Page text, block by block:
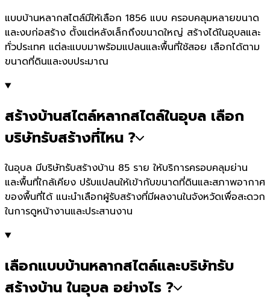
แบบบ้านหลากสไตล์มีให้เลือก 1856 แบบ ครอบคลุมหลายขนาด
และงบก่อสร้าง ตั้งแต่หลังเล็กถึงขนาดใหญ่ สร้างได้ในอุบลและ
ทั่วประเทศ แต่ละแบบมาพร้อมแปลนและพื้นที่ใช้สอย เลือกได้ตาม
ขนาดที่ดินและงบประมาณ
สร้างบ้านสไตล์หลากสไตล์ในอุบล เลือก
บริษัทรับสร้างที่ไหน ?
ในอุบล มีบริษัทรับสร้างบ้าน 85 ราย ให้บริการครอบคลุมย่าน
และพื้นที่ใกล้เคียง ปรับแปลนให้เข้ากับขนาดที่ดินและสภาพอากาศ
ของพื้นที่ได้ แนะนำเลือกผู้รับสร้างที่มีผลงานในจังหวัดเพื่อสะดวก
ในการดูหน้างานและประสานงาน
เลือกแบบบ้านหลากสไตล์และบริษัทรับ
สร้างบ้าน ในอุบล อย่างไร ?